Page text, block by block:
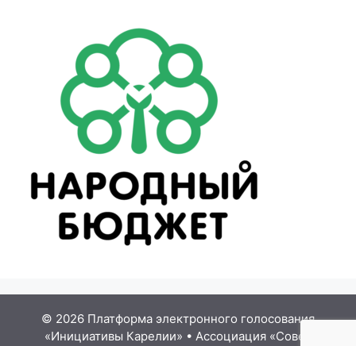
© 2026 Платформа электронного голосования
«Инициативы Карелии» • Ассоциация «Совет